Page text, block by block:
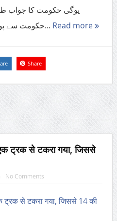
یوگی حکومت کا جواب
حکومت سے پوچھا ہے کہ وقف بورڈ میں ا... Read more
Share
ट्रक से टकरा गया, जिससे
No Comments